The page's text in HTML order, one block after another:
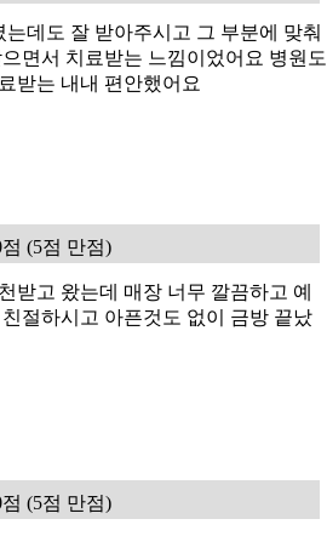
데도 잘 받아주시고 그 부분에 맞춰
면서 치료받는 느낌이었어요 병원도
받는 내내 편안했어요
(5점 만점)
받고 왔는데 매장 너무 깔끔하고 예
절하시고 아픈것도 없이 금방 끝났
(5점 만점)